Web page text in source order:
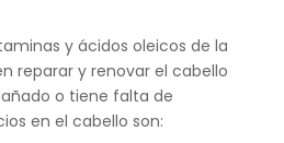
y ácidos oleicos de la
reparar y renovar el cabello
o tiene falta de
en el cabello son: